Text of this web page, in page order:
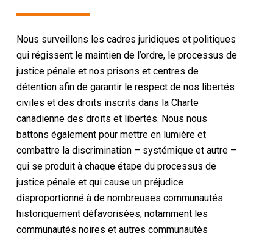
Nous surveillons les cadres juridiques et politiques
qui régissent le maintien de l’ordre, le processus de
justice pénale et nos prisons et centres de
détention afin de garantir le respect de nos libertés
civiles et des droits inscrits dans la Charte
canadienne des droits et libertés. Nous nous
battons également pour mettre en lumière et
combattre la discrimination – systémique et autre –
qui se produit à chaque étape du processus de
justice pénale et qui cause un préjudice
disproportionné à de nombreuses communautés
historiquement défavorisées, notamment les
communautés noires et autres communautés